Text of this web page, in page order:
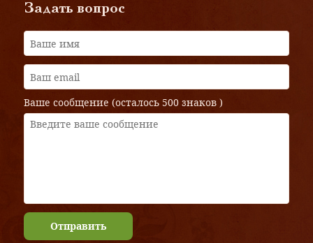
Задать вопрос
Ваше сообщение (осталось 500 знаков )
Отправить